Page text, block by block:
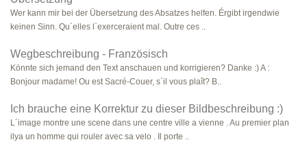
Wer kann mir bei der Übersetzung des Absatzes helfen. Érgibt irgendwie
keinen Sinn. Qu`elles l`exerceraient mal. Outre ces ..
Wegbeschreibung - Französisch
Könnte sich jemand den Text anschauen und korrigieren? Danke :) A :
Bonjour madame! Ou est Sacré-Couer, s`il vous plaît? B..
Ich brauche eine Korrektur zu dieser Bildbeschreibung :)
L´image montre une scene dans une centre ville a vienne . Au premier plan
ilya un homme qui rouler avec sa velo . Il porte ..